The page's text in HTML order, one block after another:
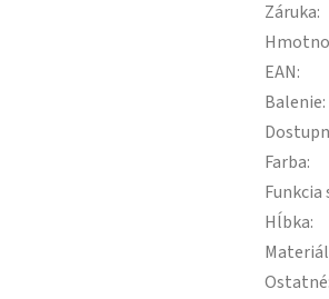
Záruka:
EAN:
Balenie:
Farba:
Funkcia
Hĺbka:
Materiál
Ostatné